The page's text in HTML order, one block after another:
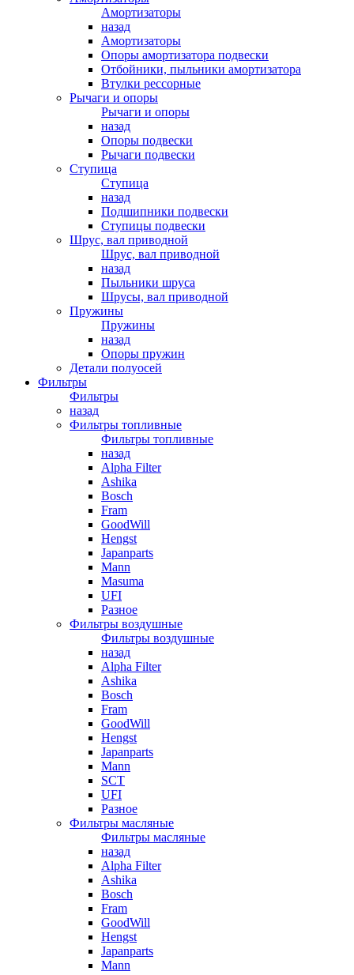
Амортизаторы
назад
Амортизаторы
Опоры амортизатора подвески
Отбойники, пыльники амортизатора
Втулки рессорные
Рычаги и опоры
Рычаги и опоры
назад
Опоры подвески
Рычаги подвески
Ступица
Ступица
назад
Подшипники подвески
Ступицы подвески
Шрус, вал приводной
Шрус, вал приводной
назад
Пыльники шруса
Шрусы, вал приводной
Пружины
Пружины
назад
Опоры пружин
Детали полуосей
Фильтры
Фильтры
назад
Фильтры топливные
Фильтры топливные
назад
Alpha Filter
Ashika
Bosch
Fram
GoodWill
Hengst
Japanparts
Mann
Masuma
UFI
Разное
Фильтры воздушные
Фильтры воздушные
назад
Alpha Filter
Ashika
Bosch
Fram
GoodWill
Hengst
Japanparts
Mann
SCT
UFI
Разное
Фильтры масляные
Фильтры масляные
назад
Alpha Filter
Ashika
Bosch
Fram
GoodWill
Hengst
Japanparts
Mann